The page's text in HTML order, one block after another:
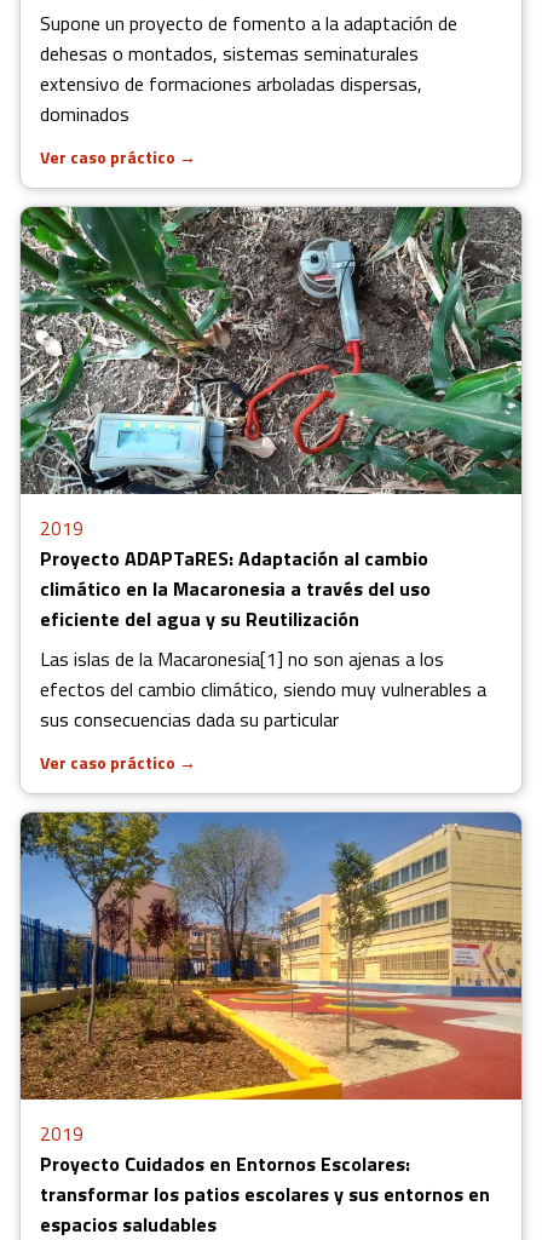
Supone un proyecto de fomento a la adaptación de
dehesas o montados, sistemas seminaturales
extensivo de formaciones arboladas dispersas,
dominados
Ver caso práctico →
2019
Proyecto ADAPTaRES: Adaptación al cambio
climático en la Macaronesia a través del uso
eficiente del agua y su Reutilización
Las islas de la Macaronesia[1] no son ajenas a los
efectos del cambio climático, siendo muy vulnerables a
sus consecuencias dada su particular
Ver caso práctico →
2019
Proyecto Cuidados en Entornos Escolares:
transformar los patios escolares y sus entornos en
espacios saludables